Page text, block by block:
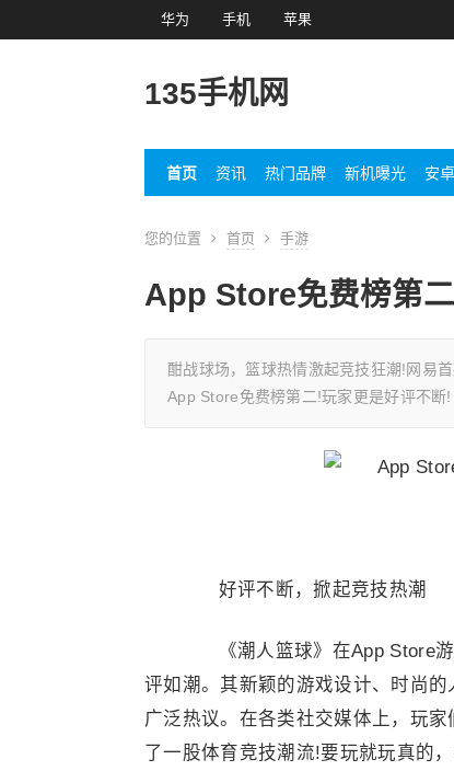
华为 手机 苹果
135手机网
首页 资讯 热门品牌 新机曝光 安
您的位置 首页 手游
App Store免费榜第
酣战球场，篮球热情激起竞技狂潮!网易
App Store免费榜第二!玩家更是好评不断!
好评不断，掀起竞技热潮
《潮人篮球》在App Store游
评如潮。其新颖的游戏设计、时尚
广泛热议。在各类社交媒体上，玩
了一股体育竞技潮流!要玩就玩真的